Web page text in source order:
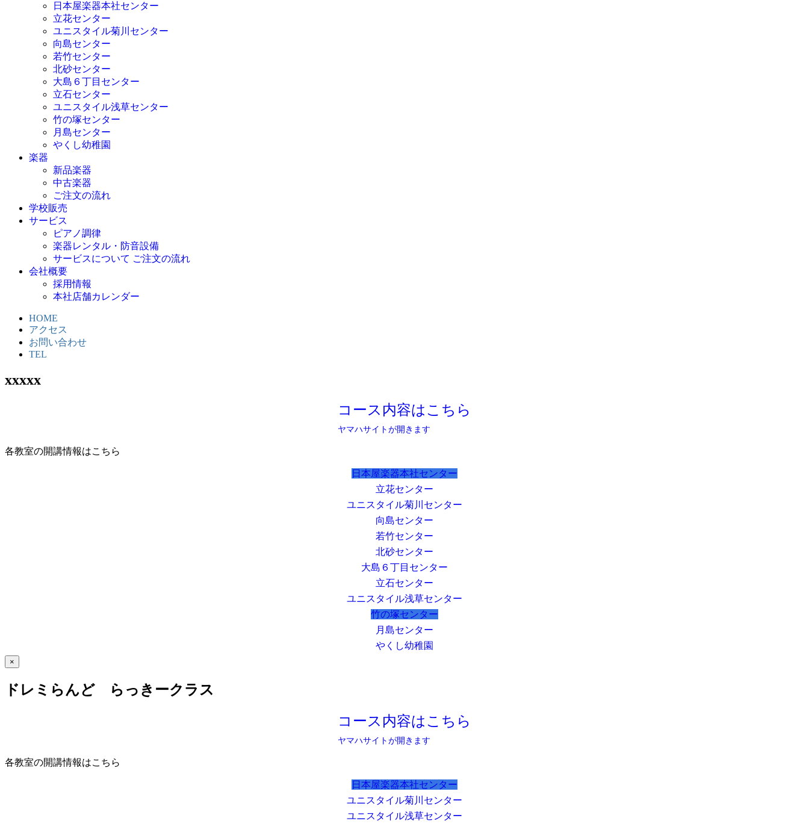
日本屋楽器本社センター
立花センター
ユニスタイル菊川センター
向島センター
若竹センター
北砂センター
大島６丁目センター
立石センター
ユニスタイル浅草センター
竹の塚センター
月島センター
やくし幼稚園
楽器
新品楽器
中古楽器
ご注文の流れ
学校販売
サービス
ピアノ調律
楽器レンタル・防音設備
サービスについて ご注文の流れ
会社概要
採用情報
本社店舗カレンダー
HOME
アクセス
お問い合わせ
TEL
xxxxx
コース内容はこちら
ヤマハサイトが開きます
各教室の開講情報はこちら
日本屋楽器本社センター
立花センター
ユニスタイル菊川センター
向島センター
若竹センター
北砂センター
大島６丁目センター
立石センター
ユニスタイル浅草センター
竹の塚センター
月島センター
やくし幼稚園
×
ドレミらんど らっきークラス
コース内容はこちら
ヤマハサイトが開きます
各教室の開講情報はこちら
日本屋楽器本社センター
ユニスタイル菊川センター
ユニスタイル浅草センター